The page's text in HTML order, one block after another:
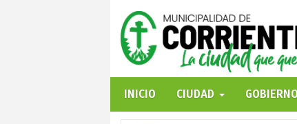
INICIO
CIUDAD GOBIERNO